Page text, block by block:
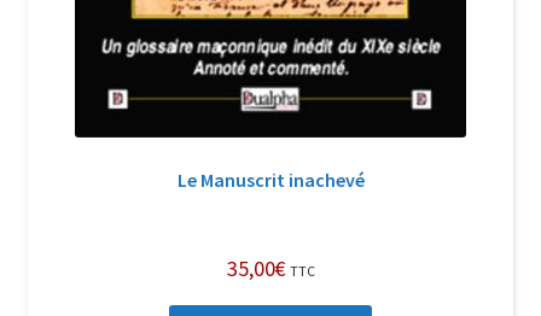
Le Manuscrit inachevé
35,00€ TTC